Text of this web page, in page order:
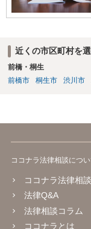
近くの市区町村を
前橋・桐生
前橋市
桐生市 渋川市
ココナラ法律相談につ
ココナラ法律相
法律Q&A
法律相談コラム
ココナラとは